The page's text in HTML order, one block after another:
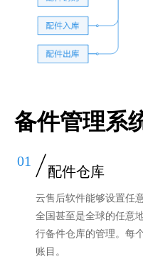
备件管理系
01
配件仓库
云售后软件能够设置任
全国甚至是全球的任意
行备件仓库的管理。每
账目。